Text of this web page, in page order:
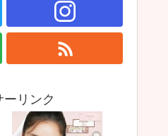
ーリンク